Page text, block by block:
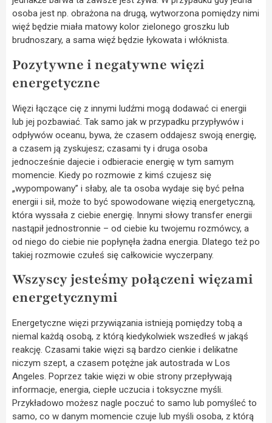
osoba jest np. obrażona na drugą, wytworzona pomiędzy nimi
więź będzie miała matowy kolor zielonego groszku lub
brudnoszary, a sama więź będzie łykowata i włóknista.
Pozytywne i negatywne więzi
energetyczne
Więzi łączące cię z innymi ludźmi mogą dodawać ci energii
lub jej pozbawiać. Tak samo jak w przypadku przypływów i
odpływów oceanu, bywa, że czasem oddajesz swoją energię,
a czasem ją zyskujesz; czasami ty i druga osoba
jednocześnie dajecie i odbieracie energię w tym samym
momencie. Kiedy po rozmowie z kimś czujesz się
„wypompowany” i słaby, ale ta osoba wydaje się być pełna
energii i sił, może to być spowodowane więzią energetyczną,
która wyssała z ciebie energię. Innymi słowy transfer energii
nastąpił jednostronnie – od ciebie ku twojemu rozmówcy, a
od niego do ciebie nie popłynęła żadna energia. Dlatego też po
takiej rozmowie czułeś się całkowicie wyczerpany.
Wszyscy jesteśmy połączeni więzami
energetycznymi
Energetyczne więzi przywiązania istnieją pomiędzy tobą a
niemal każdą osobą, z którą kiedykolwiek wszedłeś w jakąś
reakcję. Czasami takie więzi są bardzo cienkie i delikatne
niczym szept, a czasem potężne jak autostrada w Los
Angeles. Poprzez takie więzi w obie strony przepływają
informacje, energia, ciepłe uczucia i toksyczne myśli.
Przykładowo możesz nagle poczuć to samo lub pomyśleć to
samo, co w danym momencie czuje lub myśli osoba, z którą